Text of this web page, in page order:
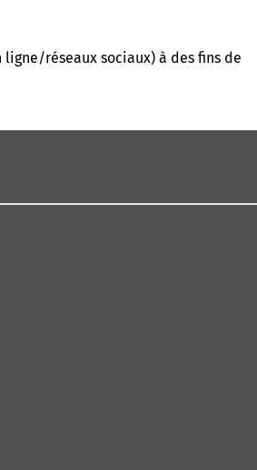
réseaux sociaux) à des fins de